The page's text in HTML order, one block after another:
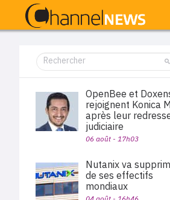
OpenBee et
rejoignent Konica
après leur
judiciaire
06 août - 17h03
Nutanix va
de ses effectifs
mondiaux